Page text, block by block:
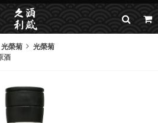
光榮菊
光榮菊
酒